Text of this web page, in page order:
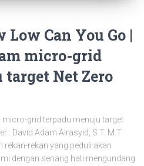
Low Can You Go |
micro-grid
Net Zero
micro-grid terpadu menuju target
: David Adam Alrasyid, S.T. M.T
rekan-rekan yang peduli akan
dengan senang hati mengundang